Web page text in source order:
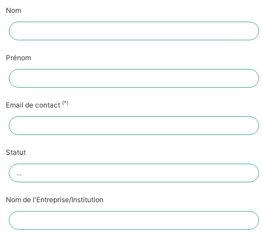
Nom
Prénom
Email de contact (*)
Statut
Nom de l'Entreprise/Institution